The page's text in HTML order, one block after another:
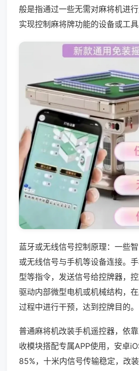
般是指通过一些无需对麻将机进
实现控制麻将牌功能的设备或工具
蓝牙或无线信号控制原理：一些
或无线信号与手机等设备连接。
型等指令，发送信号给控牌器，
驱动内部微型电机或机械结构，
过程中进行干预，达到控牌目的。
普通麻将机改装手机遥控器，依
收模块搭配专属APP使用，安卓
85%，十米内信号传输稳定，改